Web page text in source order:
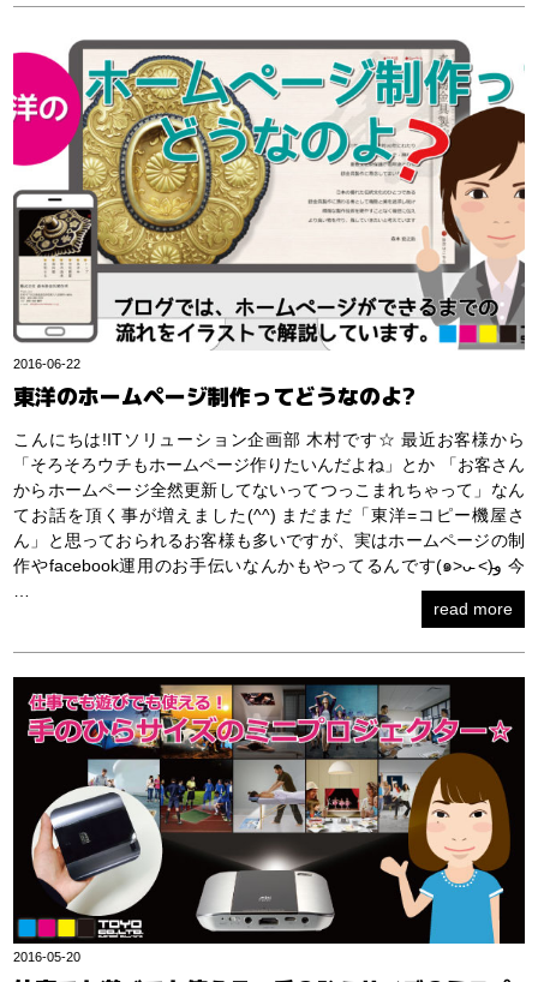
2016-06-22
東洋のホームページ制作ってどうなのよ?
こんにちは!ITソリューション企画部 木村です☆ 最近お客様から
「そろそろウチもホームページ作りたいんだよね」とか 「お客さん
からホームページ全然更新してないってつっこまれちゃって」なん
てお話を頂く事が増えました(^^) まだまだ「東洋=コピー機屋さ
ん」と思っておられるお客様も多いですが、実はホームページの制
作やfacebook運用のお手伝いなんかもやってるんです(๑˃ᴗ̵ ˂)̵و 今
read more
2016-05-20